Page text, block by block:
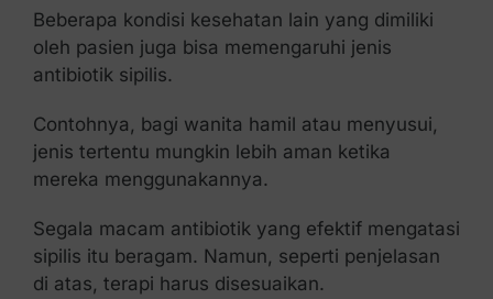
Beberapa kondisi kesehatan lain yang dimiliki
oleh pasien juga bisa memengaruhi jenis
antibiotik sipilis.
Contohnya, bagi wanita hamil atau menyusui,
jenis tertentu mungkin lebih aman ketika
mereka menggunakannya.
Segala macam antibiotik yang efektif mengatasi
sipilis itu beragam. Namun, seperti penjelasan
di atas, terapi harus disesuaikan.